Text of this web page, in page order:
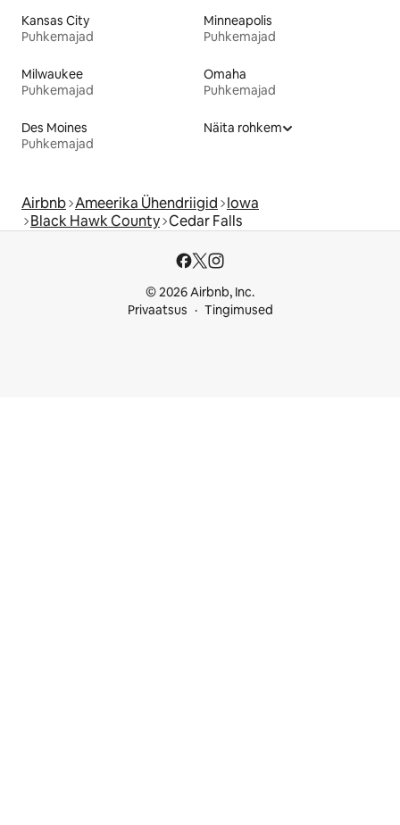
Kansas City
Puhkemajad
Minneapolis
Puhkemajad
Milwaukee
Puhkemajad
Omaha
Puhkemajad
Des Moines
Puhkemajad
Näita rohkem
Airbnb Ameerika Ühendriigid Iowa
Black Hawk County Cedar Falls
© 2026 Airbnb, Inc.
Privaatsus
Tingimused